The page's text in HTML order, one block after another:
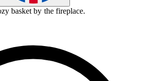
basket by the fireplace.